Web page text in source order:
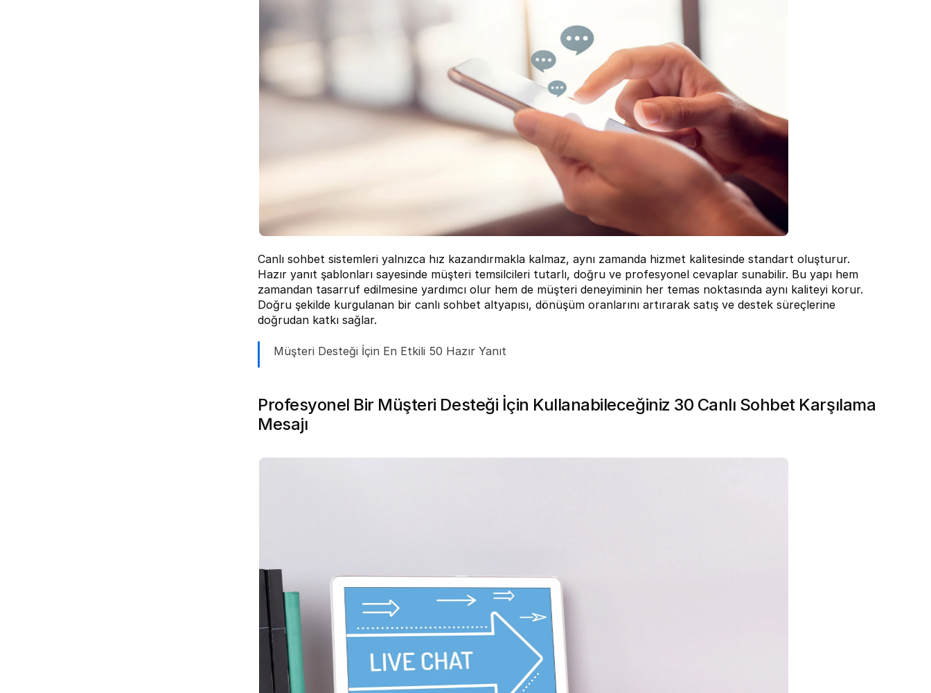
Canlı sohbet sistemleri yalnızca hız kazandırmakla kalmaz, aynı zamanda hizmet kalitesinde standart oluşturur.
Hazır yanıt şablonları sayesinde müşteri temsilcileri tutarlı, doğru ve profesyonel cevaplar sunabilir. Bu yapı hem
zamandan tasarruf edilmesine yardımcı olur hem de müşteri deneyiminin her temas noktasında aynı kaliteyi korur.
Doğru şekilde kurgulanan bir canlı sohbet altyapısı, dönüşüm oranlarını artırarak satış ve destek süreçlerine
doğrudan katkı sağlar.
Müşteri Desteği İçin En Etkili 50 Hazır Yanıt
Profesyonel Bir Müşteri Desteği İçin Kullanabileceğiniz 30 Canlı Sohbet Karşılama
Mesajı